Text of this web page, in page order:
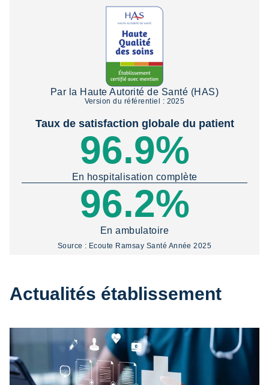
Par la Haute Autorité de Santé (HAS)
Version du référentiel : 2025
Taux de satisfaction globale du patient
96.9%
En hospitalisation complète
96.2%
En ambulatoire
Source : Ecoute Ramsay Santé Année 2025
Actualités établissement